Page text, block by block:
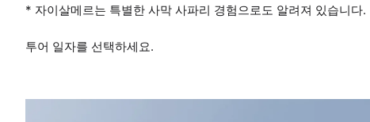
* 자이살메르는 특별한 사막 사파리 경험으로도 알려져 있습니다.
투어 일자를 선택하세요.